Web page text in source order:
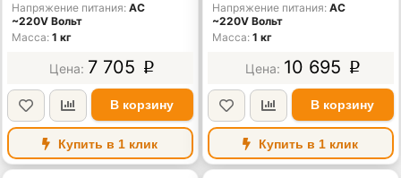
Напряжение питания AC
~220V Вольт
Масса 1 кг
7 705 p
В корзину
Купить в 1 клик
Напряжение питания AC
~220V Вольт
Масса 1 кг
10 695 p
В корзину
Купить в 1 клик